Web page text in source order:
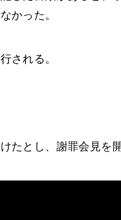
かった。
される。
たとし、謝罪会見を